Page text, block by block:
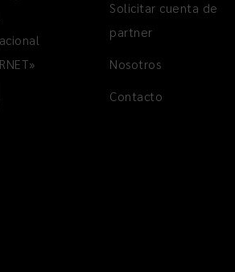
Solicitar cuenta de
partner
Nosotros
Contacto